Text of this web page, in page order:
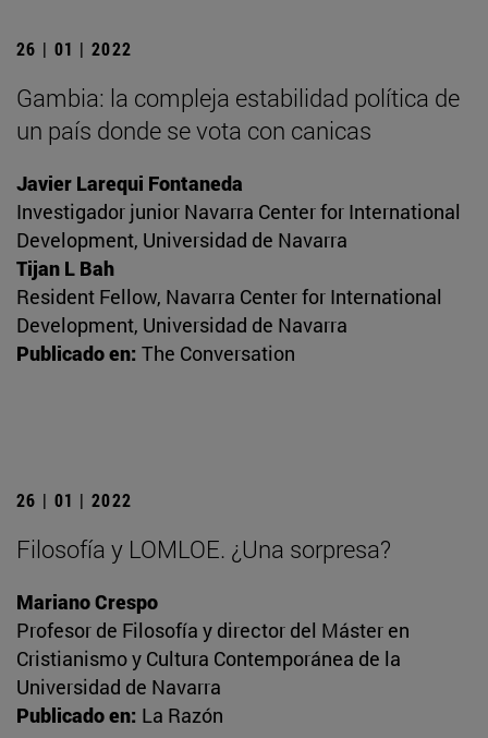
26 | 01 | 2022
Gambia: la compleja estabilidad política de
un país donde se vota con canicas
Javier Larequi Fontaneda
Investigador junior Navarra Center for International
Development, Universidad de Navarra
Tijan L Bah
Resident Fellow, Navarra Center for International
Development, Universidad de Navarra
Publicado en: The Conversation
26 | 01 | 2022
Filosofía y LOMLOE. ¿Una sorpresa?
Mariano Crespo
Profesor de Filosofía y director del Máster en
Cristianismo y Cultura Contemporánea de la
Universidad de Navarra
Publicado en: La Razón